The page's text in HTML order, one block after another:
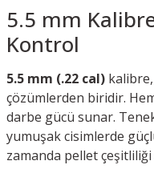
5.5 mm
Kontrol
5.5 mm (.22 cal)
çözümlerden biridir.
darbe gücü sunar.
yumuşak cisimlerde
zamanda pellet